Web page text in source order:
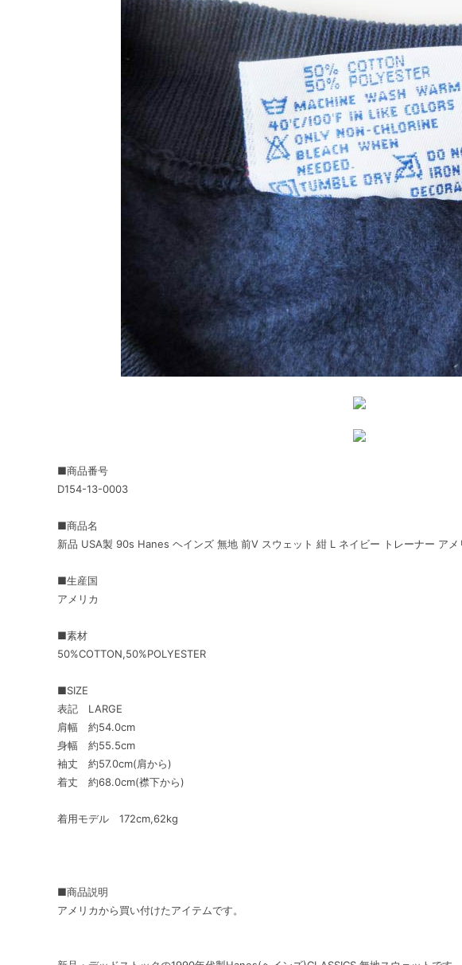
■商品番号
D154-13-0003
■商品名
新品 USA製 90s Hanes ヘインズ 無地 前V スウェット 紺 L ネイビー トレーナー ア
■生産国
アメリカ
■素材
50%COTTON,50%POLYESTER
■SIZE
表記 LARGE
肩幅 約54.0cm
身幅 約55.5cm
袖丈 約57.0cm(肩から)
着丈 約68.0cm(襟下から)
着用モデル 172cm,62kg
■商品説明
アメリカから買い付けたアイテムです。